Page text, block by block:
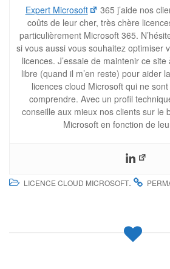
Expert Microsoft
365 j’aide nos
coûts de leur cher, très chère
particulièrement Microsoft 365.
si vous aussi vous souhaitez optimiser
licences. J’essaie de maintenir ce
libre (quand il m’en reste) pour aider
licences cloud Microsoft qui ne
comprendre. Avec un profil
conseille aux mieux nos clients sur le
Microsoft en fonction de
LICENCE CLOUD MICROSOFT.